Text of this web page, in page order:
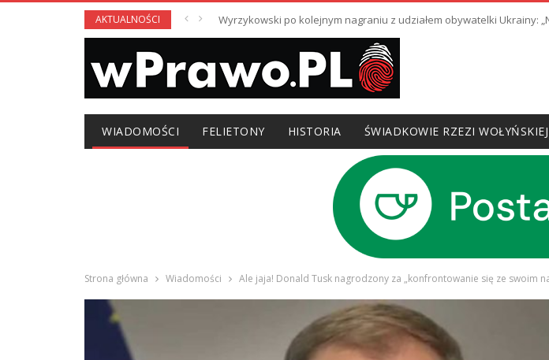
AKTUALNOŚCI Wyrzykowski po kolejnym nagraniu z udziałem obywatelki Ukrainy:
WIADOMOŚCI FELIETONY HISTORIA ŚWIADKOWIE RZEZI WOŁYŃSKIEJ
Strona główna Wiadomości Ale jaja! Donald Tusk nagrodzony za „konfrontowanie się ze swoim